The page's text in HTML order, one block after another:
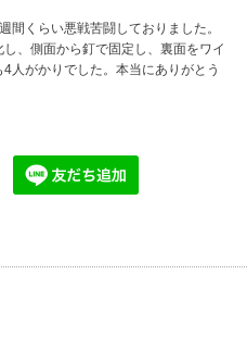
間くらい悪戦苦闘しておりました。
、側面から釘で固定し、裏面をワイ
人がかりでした。本当にありがとう